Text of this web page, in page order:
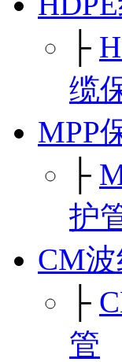
├
缆
MPP
├
护
CM
├
管